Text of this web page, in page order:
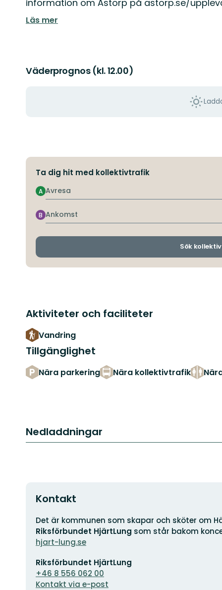
information om Åstorp på astorp.se/
Läs mer
Väderprognos (kl. 12.00)
Ta dig hit med kollektivtrafik
Avresa
A
Ankomst
B
Sök
Aktiviteter och faciliteter
Vandring
Tillgänglighet
Nära parkering Nära kollektivtrafik
Nedladdningar
Kontakt
Adress
Det är kommunen som skapar och sköter om
Riksförbundet HjärtLung som står bakom
hjart-lung.se
postadress
Riksförbundet HjärtLung
+46 8 556 062 00
Kontakt via e-post